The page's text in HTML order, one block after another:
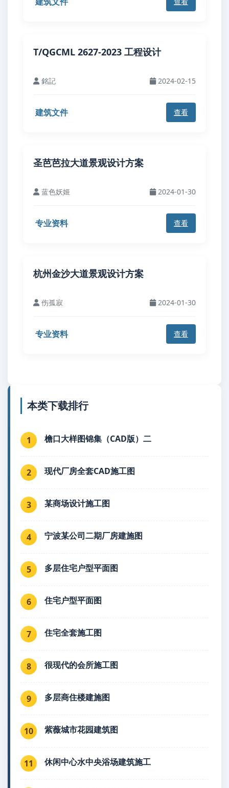
T/QGCML 2627-2023 工程设计
銘記 2024-02-15
建筑文件 查看
圣芭芭拉大道景观设计方案
蓝色妖姬 2024-01-30
专业资料 查看
杭州金沙大道景观设计方案
伤孤寂 2024-01-30
专业资料 查看
本类下载排行
1 檐口大样图锦集（CAD版）二
2 现代厂房全套CAD施工图
3 某商场设计施工图
4 宁波某公司二期厂房建施图
5 多层住宅户型平面图
6 住宅户型平面图
7 住宅全套施工图
8 很现代的会所施工图
9 多层商住楼建施图
10 紫薇城市花园建筑图
11 休闲中心水中央浴场建筑施工